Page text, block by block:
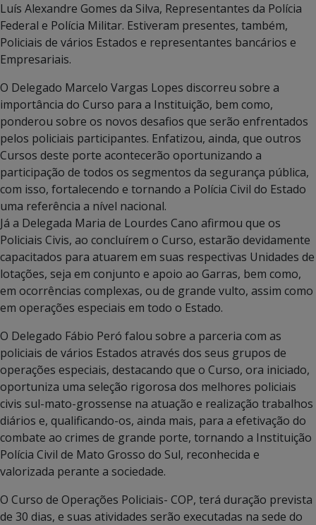
Luís Alexandre Gomes da Silva, Representantes da Polícia
Federal e Polícia Militar. Estiveram presentes, também,
Policiais de vários Estados e representantes bancários e
Empresariais.
O Delegado Marcelo Vargas Lopes discorreu sobre a
importância do Curso para a Instituição, bem como,
ponderou sobre os novos desafios que serão enfrentados
pelos policiais participantes. Enfatizou, ainda, que outros
Cursos deste porte acontecerão oportunizando a
participação de todos os segmentos da segurança pública,
com isso, fortalecendo e tornando a Polícia Civil do Estado
uma referência a nível nacional.
Já a Delegada Maria de Lourdes Cano afirmou que os
Policiais Civis, ao concluírem o Curso, estarão devidamente
capacitados para atuarem em suas respectivas Unidades de
lotações, seja em conjunto e apoio ao Garras, bem como,
em ocorrências complexas, ou de grande vulto, assim como
em operações especiais em todo o Estado.
O Delegado Fábio Peró falou sobre a parceria com as
policiais de vários Estados através dos seus grupos de
operações especiais, destacando que o Curso, ora iniciado,
oportuniza uma seleção rigorosa dos melhores policiais
civis sul-mato-grossense na atuação e realização trabalhos
diários e, qualificando-os, ainda mais, para a efetivação do
combate ao crimes de grande porte, tornando a Instituição
Polícia Civil de Mato Grosso do Sul, reconhecida e
valorizada perante a sociedade.
O Curso de Operações Policiais- COP, terá duração prevista
de 30 dias, e suas atividades serão executadas na sede do